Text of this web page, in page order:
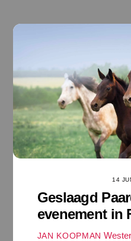
14
Geslaagd
evenement in
JAN KOOPMAN